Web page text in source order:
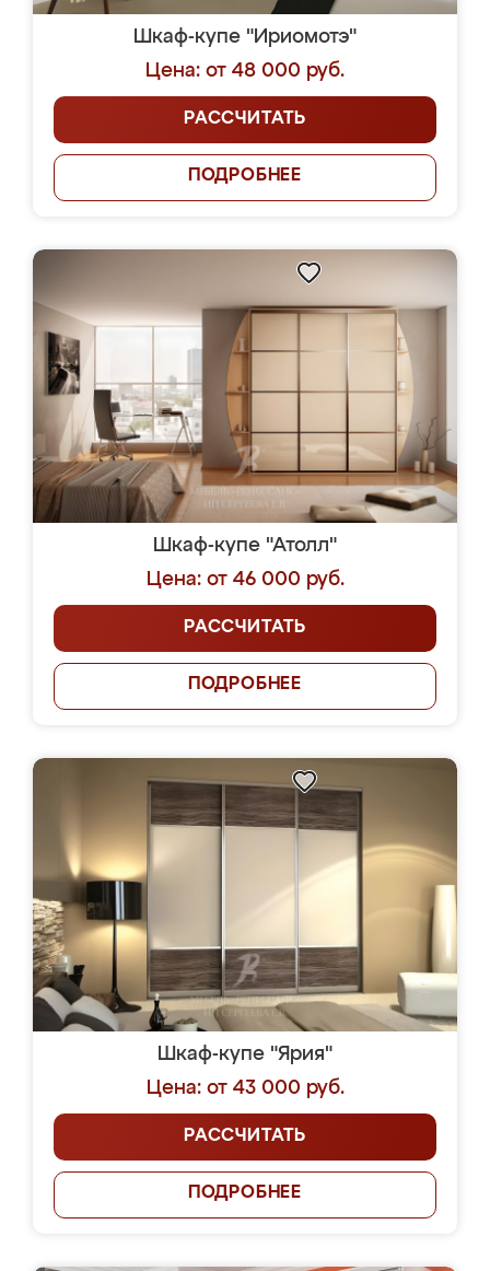
Шкаф-купе "Ириомотэ"
Цена: от 48 000 руб.
РАССЧИТАТЬ
ПОДРОБНЕЕ
Шкаф-купе "Атолл"
Цена: от 46 000 руб.
РАССЧИТАТЬ
ПОДРОБНЕЕ
Шкаф-купе "Ярия"
Цена: от 43 000 руб.
РАССЧИТАТЬ
ПОДРОБНЕЕ